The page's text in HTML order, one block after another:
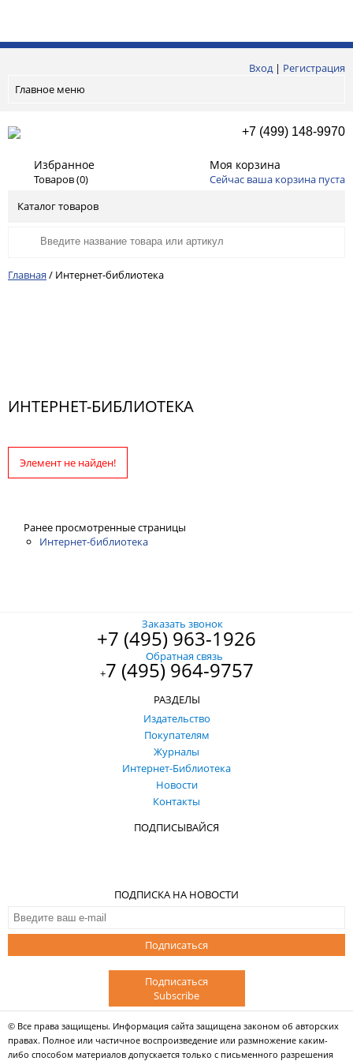
Вход| Регистрация
Главное меню
+7 (499) 148-9970
Избранное
Товаров (0)
Моя корзина
Сейчас ваша корзина пуста
Каталог товаров
Главная / Интернет-библиотека
ИНТЕРНЕТ-БИБЛИОТЕКА
Элемент не найден!
Ранее просмотренные страницы
Интернет-библиотека
Заказать звонок
+7 (495) 963-1926
Обратная связь
+7 (495) 964-9757
РАЗДЕЛЫ
Издательство
Покупателям
Журналы
Интернет-Библиотека
Новости
Контакты
ПОДПИСЫВАЙСЯ
ПОДПИСКА НА НОВОСТИ
Подписаться
Подписаться
Subscribe
© Все права защищены. Информация сайта защищена законом об авторских
правах. Полное или частичное воспроизведение или размножение каким-
либо способом материалов допускается только с письменного разрешения